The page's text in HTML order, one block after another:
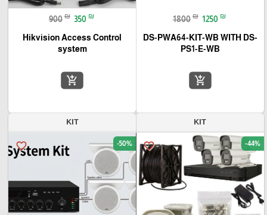
1800 ₪ 1250 ₪
DS-PWA64-KIT-WB WITH DS-
PS1-E-WB
add_shopping_cart
900 ₪ 350 ₪
Hikvision Access Control
system
add_shopping_cart
KIT
favorite_border -44%
KIT
favorite_border -50%